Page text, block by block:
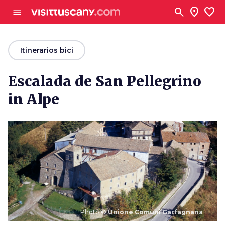
menu search location_on favorite
arrow_backItinerarios bici
Escalada de San Pellegrino
in Alpe
Photo ©Unione Comuni Garfagnana